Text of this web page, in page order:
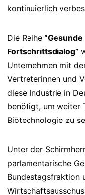
kontinuierlich
Die Reihe
Fortschrittsdialog”
Unternehmen mit
Vertreterinnen und
diese Industrie in
benötigt, um weiter
Biotechnologie zu
Unter der
parlamentarische
Bundestagsfraktion